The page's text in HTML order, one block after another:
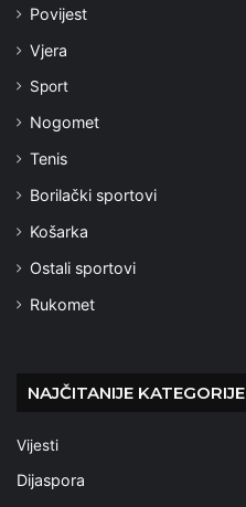
Povijest
Vjera
Sport
Nogomet
Tenis
Borilački sportovi
Košarka
Ostali sportovi
Rukomet
NAJČITANIJE KATEGORIJE
Vijesti
Dijaspora